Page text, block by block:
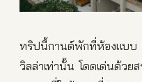
ทริปนี้กานต์พักที่ห้องแบบ
วิลล่าเท่านั้น โดดเด่นด้ว